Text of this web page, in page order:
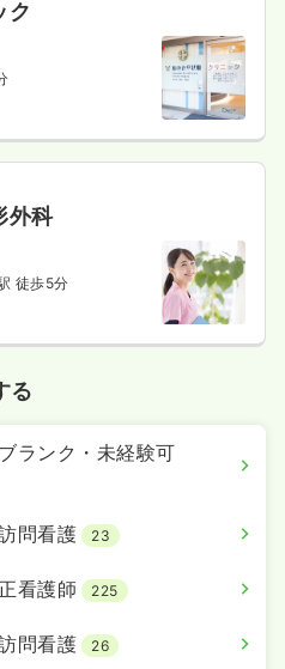
ク
外科
徒歩5分
る
ブランク・未経験可
問看護 23
正看護師 225
問看護 26